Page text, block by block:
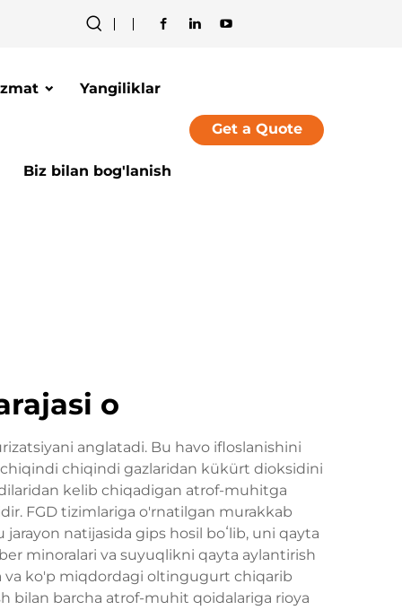
Yangiliklar
Biz bilan bog'lanish
Get a Quote
o
anglatadi. Bu havo ifloslanishini
chiqindi gazlaridan kükürt dioksidini
kelib chiqadigan atrof-muhitga
FGD tizimlariga o'rnatilgan murakkab
natijasida gips hosil boʻlib, uni qayta
minoralari va suyuqlikni qayta aylantirish
va ko'p miqdordagi oltingugurt chiqarib
bilan barcha atrof-muhit qoidalariga rioya